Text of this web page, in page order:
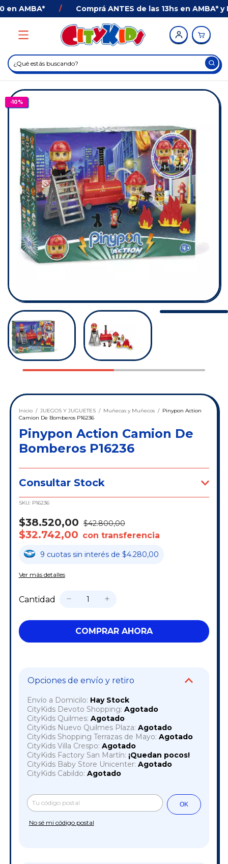
AMBA* Comprá ANTES de las 13hs en AMBA* y
-10%
Inicio / JUEGOS Y JUGUETES / Muñecas y Muñecos / Pinypon Action
Camion De Bomberos P16236
Pinypon Action Camion De
Bomberos P16236
Consultar Stock
SKU: P16236
$38.520,00 $42.800,00
$32.742,00 con transferencia
9 cuotas sin interés de $4.280,00
Ver más detalles
Cantidad
Opciones de envío y retiro
Envío a Domicilo: Hay Stock
CityKids Devoto Shopping: Agotado
CityKids Quilmes: Agotado
CityKids Nuevo Quilmes Plaza: Agotado
CityKids Shopping Terrazas de Mayo: Agotado
CityKids Villa Crespo: Agotado
CityKids Factory San Martín: ¡Quedan pocos!
CityKids Baby Store Unicenter: Agotado
CityKids Cabildo: Agotado
Entregas para el CP: Cambiar CP
OK
No sé mi código postal